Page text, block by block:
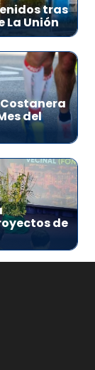
tras
La Unión
del
de